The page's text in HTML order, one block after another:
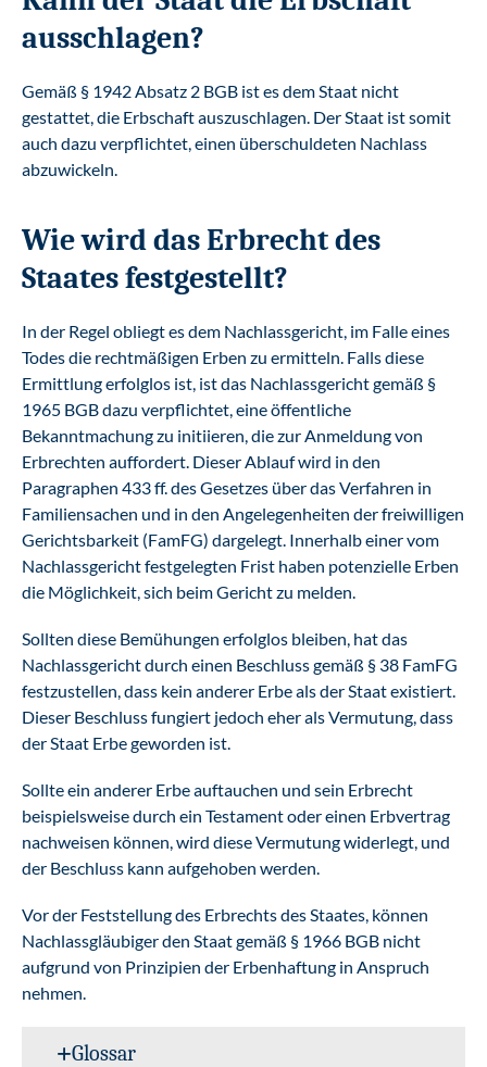
ausschlagen?
Gemäß § 1942 Absatz 2 BGB ist es dem Staat nicht
gestattet, die Erbschaft auszuschlagen. Der Staat ist somit
auch dazu verpflichtet, einen überschuldeten Nachlass
abzuwickeln.
Wie wird das Erbrecht des
Staates festgestellt?
In der Regel obliegt es dem Nachlassgericht, im Falle eines
Todes die rechtmäßigen Erben zu ermitteln. Falls diese
Ermittlung erfolglos ist, ist das Nachlassgericht gemäß §
1965 BGB dazu verpflichtet, eine öffentliche
Bekanntmachung zu initiieren, die zur Anmeldung von
Erbrechten auffordert. Dieser Ablauf wird in den
Paragraphen 433 ff. des Gesetzes über das Verfahren in
Familiensachen und in den Angelegenheiten der freiwilligen
Gerichtsbarkeit (FamFG) dargelegt. Innerhalb einer vom
Nachlassgericht festgelegten Frist haben potenzielle Erben
die Möglichkeit, sich beim Gericht zu melden.
Sollten diese Bemühungen erfolglos bleiben, hat das
Nachlassgericht durch einen Beschluss gemäß § 38 FamFG
festzustellen, dass kein anderer Erbe als der Staat existiert.
Dieser Beschluss fungiert jedoch eher als Vermutung, dass
der Staat Erbe geworden ist.
Sollte ein anderer Erbe auftauchen und sein Erbrecht
beispielsweise durch ein Testament oder einen Erbvertrag
nachweisen können, wird diese Vermutung widerlegt, und
der Beschluss kann aufgehoben werden.
Vor der Feststellung des Erbrechts des Staates, können
Nachlassgläubiger den Staat gemäß § 1966 BGB nicht
aufgrund von Prinzipien der Erbenhaftung in Anspruch
nehmen.
Glossar